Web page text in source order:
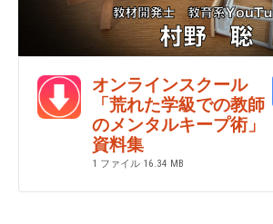
オンラインスクール
「荒れた学級での教師
のメンタルキープ術」
資料集
1 ファイル 16.34 MB